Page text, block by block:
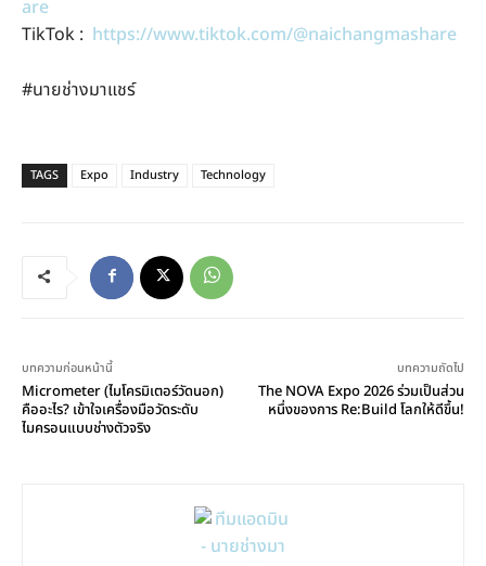
are
TikTok : https://www.tiktok.com/@naichangmashare
#นายช่างมาแชร์
TAGS Expo Industry Technology
บทความก่อนหน้านี้
Micrometer (ไมโครมิเตอร์วัดนอก)
คืออะไร? เข้าใจเครื่องมือวัดระดับ
ไมครอนแบบช่างตัวจริง
บทความถัดไป
The NOVA Expo 2026 ร่วมเป็นส่วน
หนึ่งของการ Re:Build โลกให้ดีขึ้น!